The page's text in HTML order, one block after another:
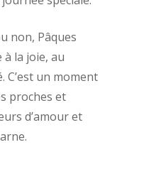
non, Pâques
la joie, au
C’est un moment
proches et
d’amour et